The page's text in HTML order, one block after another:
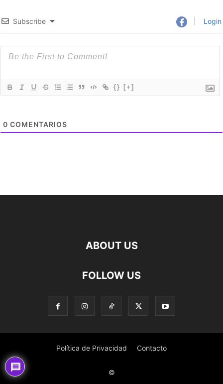
Subscribe Login
{} [+]
0 COMENTARIOS
ABOUT US
FOLLOW US
Política de Privacidad Contacto
©